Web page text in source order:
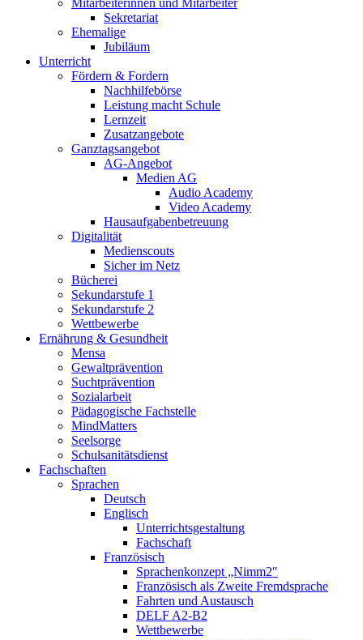
Mitarbeiterinnen und Mitarbeiter
Sekretariat
Ehemalige
Jubiläum
Unterricht
Fördern & Fordern
Nachhilfebörse
Leistung macht Schule
Lernzeit
Zusatzangebote
Ganztagsangebot
AG-Angebot
Medien AG
Audio Academy
Video Academy
Hausaufgabenbetreuung
Digitalität
Medienscouts
Sicher im Netz
Bücherei
Sekundarstufe 1
Sekundarstufe 2
Wettbewerbe
Ernährung & Gesundheit
Mensa
Gewaltprävention
Suchtprävention
Sozialarbeit
Pädagogische Fachstelle
MindMatters
Seelsorge
Schulsanitätsdienst
Fachschaften
Sprachen
Deutsch
Englisch
Unterrichtsgestaltung
Fachschaft
Französisch
Sprachenkonzept „Nimm2″
Französisch als Zweite Fremdsprache
Fahrten und Austausch
DELF A2-B2
Wettbewerbe